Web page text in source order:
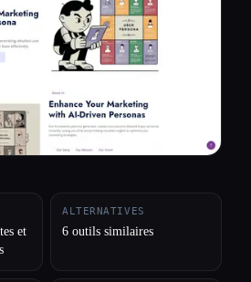
et
ALTERNATIVES
6 outils similaires